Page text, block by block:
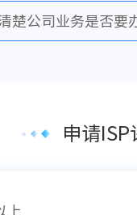
楚公司业务是否要
申请
上